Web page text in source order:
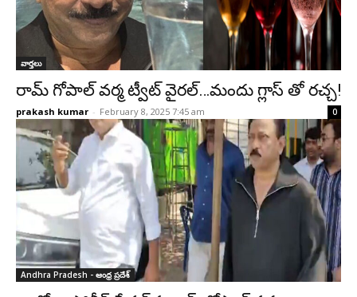
వార్తలు
రామ్ గోపాల్ వర్మ ట్వీట్ వైరల్…మందు గ్లాస్‌ తో రచ్చ!
prakash kumar - February 8, 2025 7:45 am 0
Andhra Pradesh - ఆంధ్ర ప్రదేశ్‌